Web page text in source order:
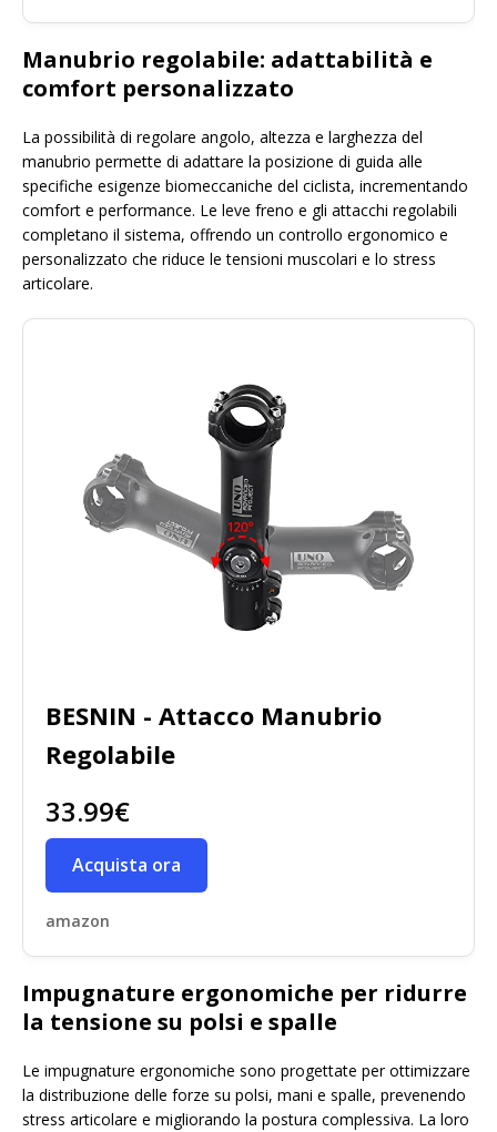
Manubrio regolabile: adattabilità e
comfort personalizzato
La possibilità di regolare angolo, altezza e larghezza del
manubrio permette di adattare la posizione di guida alle
specifiche esigenze biomeccaniche del ciclista, incrementando
comfort e performance. Le leve freno e gli attacchi regolabili
completano il sistema, offrendo un controllo ergonomico e
personalizzato che riduce le tensioni muscolari e lo stress
articolare.
BESNIN - Attacco Manubrio
Regolabile
33.99€
Acquista ora
amazon
Impugnature ergonomiche per ridurre
la tensione su polsi e spalle
Le impugnature ergonomiche sono progettate per ottimizzare
la distribuzione delle forze su polsi, mani e spalle, prevenendo
stress articolare e migliorando la postura complessiva. La loro